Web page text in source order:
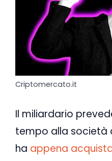
Criptomercato.it
Il miliardario
tempo alla società
ha appena